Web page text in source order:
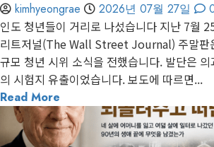
kimhyeongrae 2026년 07월 27일
인도 청년들이 거리로 나섰습니다 지난 7월
리트저널(The Wall Street Journal) 주말판
규모 청년 시위 소식을 전했습니다. 발단은
의 시험지 유출이었습니다. 보도에 따르면...
Read More
1 minute read
게재된 글